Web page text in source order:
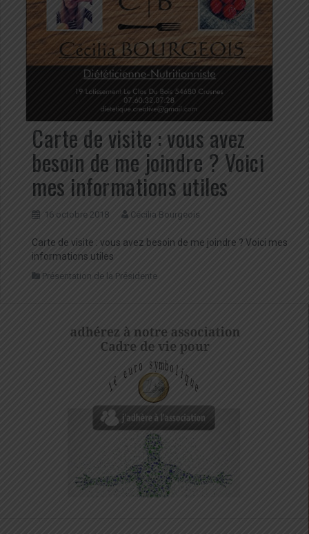
Carte de visite : vous avez
besoin de me joindre ? Voici
mes informations utiles
16 octobre 2018 Cécilia Bourgeois
Carte de visite : vous avez besoin de me joindre ? Voici mes
informations utiles
Présentation de la Présidente